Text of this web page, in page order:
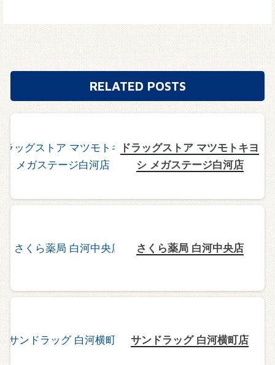
RELATED POSTS
ドラッグストア マツモトキヨ
シ メガステージ白河店
さくら薬局 白河中央店
サンドラッグ 白河横町店